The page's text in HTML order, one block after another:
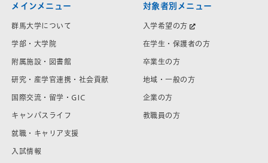
メインメニュー
群馬大学について
学部・大学院
附属施設・図書館
研究・産学官連携・社会貢献
国際交流・留学・GIC
キャンパスライフ
就職・キャリア支援
入試情報
対象者別メニュー
入学希望の方
在学生・保護者の方
卒業生の方
地域・一般の方
企業の方
教職員の方